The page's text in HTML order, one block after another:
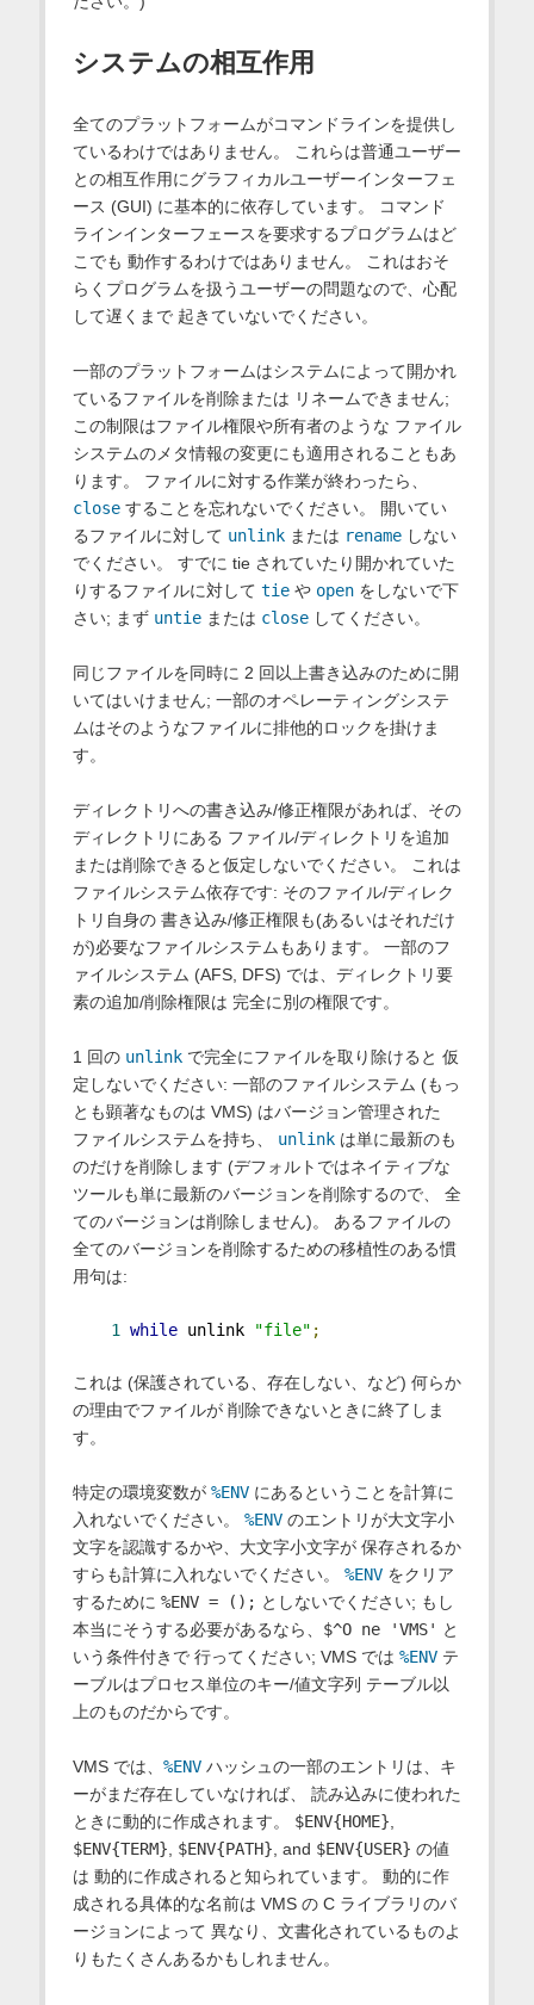
システムの相互作用
全てのプラットフォームがコマンドラインを提供し
ているわけではありません。 これらは普通ユーザー
との相互作用にグラフィカルユーザーインターフェ
ース (GUI) に基本的に依存しています。 コマンド
ラインインターフェースを要求するプログラムはど
こでも 動作するわけではありません。 これはおそ
らくプログラムを扱うユーザーの問題なので、心配
して遅くまで 起きていないでください。
一部のプラットフォームはシステムによって開かれ
ているファイルを削除または リネームできません;
この制限はファイル権限や所有者のような ファイル
システムのメタ情報の変更にも適用されることもあ
ります。 ファイルに対する作業が終わったら、
closeすることを忘れないでください。 開いてい
るファイルに対して unlinkまたは renameしない
でください。 すでに tie されていたり開かれていた
りするファイルに対して tieや openをしないで下
さい; まず untieまたは closeしてください。
同じファイルを同時に 2 回以上書き込みのために開
いてはいけません; 一部のオペレーティングシステ
ムはそのようなファイルに排他的ロックを掛けま
す。
ディレクトリへの書き込み/修正権限があれば、その
ディレクトリにある ファイル/ディレクトリを追加
または削除できると仮定しないでください。 これは
ファイルシステム依存です: そのファイル/ディレク
トリ自身の 書き込み/修正権限も(あるいはそれだけ
が)必要なファイルシステムもあります。 一部のフ
ァイルシステム (AFS, DFS) では、ディレクトリ要
素の追加/削除権限は 完全に別の権限です。
1 回の unlinkで完全にファイルを取り除けると 仮
定しないでください: 一部のファイルシステム (もっ
とも顕著なものは VMS) はバージョン管理された
ファイルシステムを持ち、 unlinkは単に最新のも
のだけを削除します (デフォルトではネイティブな
ツールも単に最新のバージョンを削除するので、 全
てのバージョンは削除しません)。 あるファイルの
全てのバージョンを削除するための移植性のある慣
用句は:
1 while unlink "file" ;
これは (保護されている、存在しない、など) 何らか
の理由でファイルが 削除できないときに終了しま
す。
特定の環境変数が %ENVにあるということを計算に
入れないでください。 %ENVのエントリが大文字小
文字を認識するかや、大文字小文字が 保存されるか
すらも計算に入れないでください。 %ENVをクリア
するために %ENV = (); としないでください; もし
本当にそうする必要があるなら、 $^O ne 'VMS' と
いう条件付きで 行ってください; VMS では %ENVテ
ーブルはプロセス単位のキー/値文字列 テーブル以
上のものだからです。
VMS では、 %ENVハッシュの一部のエントリは、キ
ーがまだ存在していなければ、 読み込みに使われた
ときに動的に作成されます。 $ENV{HOME},
$ENV{TERM}, $ENV{PATH}, and $ENV{USER} の値
は 動的に作成されると知られています。 動的に作
成される具体的な名前は VMS の C ライブラリのバ
ージョンによって 異なり、文書化されているものよ
りもたくさんあるかもしれません。